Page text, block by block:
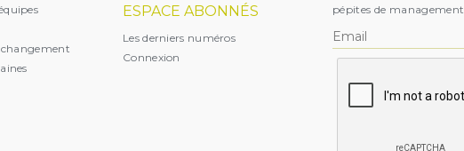
ESPACE ABONNÉS
Les derniers numéros
Connexion
pépites de management